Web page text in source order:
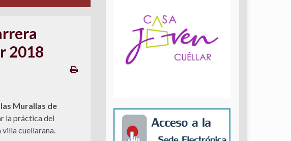
2018
Murallas de
la práctica del
cuellarana.